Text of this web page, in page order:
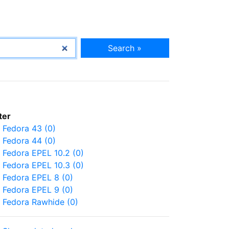
Search »
Fedora 43 (0)
Fedora 44 (0)
Fedora EPEL 10.2 (0)
Fedora EPEL 10.3 (0)
Fedora EPEL 8 (0)
Fedora EPEL 9 (0)
Fedora Rawhide (0)